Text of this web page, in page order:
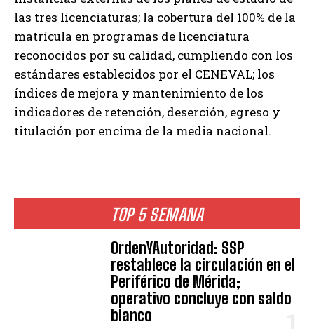
TOP 5 SEMANA
OrdenYAutoridad: SSP
restablece la circulación en el
Periférico de Mérida;
operativo concluye con saldo
blanco
las tres licenciaturas; la cobertura del 100% de la
matrícula en programas de licenciatura
reconocidos por su calidad, cumpliendo con los
estándares establecidos por el CENEVAL; los
índices de mejora y mantenimiento de los
indicadores de retención, deserción, egreso y
titulación por encima de la media nacional.